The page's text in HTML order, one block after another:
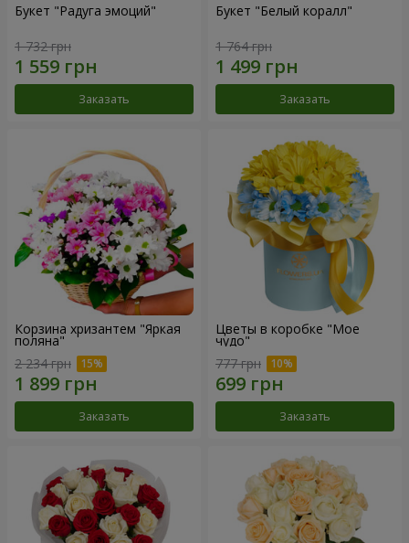
Букет "Радуга эмоций"
1 732 грн
Заказать
Букет "Белый коралл"
1 764 грн
Заказать
Корзина хризантем "Яркая
поляна"
2 234 грн
Заказать
Цветы в коробке "Мое
чудо"
777 грн
Заказать